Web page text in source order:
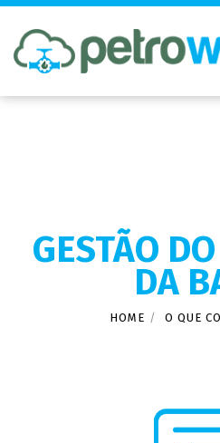
GESTÃO
DA
HOME O QUE